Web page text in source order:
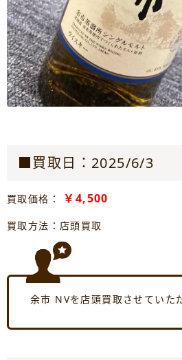
■買取日：2025/6/3
買取価格： ￥4,500
買取方法：店頭買取
余市 NVを店頭買取させていた